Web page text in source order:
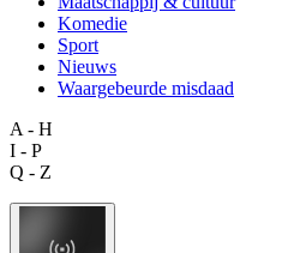
Komedie
Sport
Nieuws
Waargebeurde misdaad
A - H
I - P
Q - Z